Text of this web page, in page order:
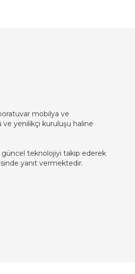
mobilya ve
ve yenilikçi kuruluşu haline
güncel teknolojiyi takip ederek
yanıt vermektedir.